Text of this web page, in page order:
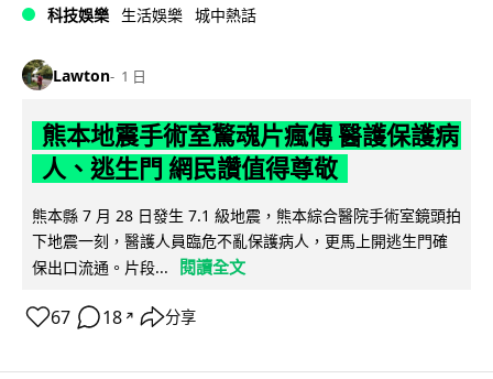
科技娛樂 生活娛樂 城中熱話
Lawton 1 日
熊本地震手術室驚魂片瘋傳 醫護保護病
人、逃生門 網民讚值得尊敬
熊本縣 7 月 28 日發生 7.1 級地震，熊本綜合醫院手術室鏡頭拍
下地震一刻，醫護人員臨危不亂保護病人，更馬上開逃生門確
保出口流通。片段...
閱讀全文
67 18 ↗ 分享